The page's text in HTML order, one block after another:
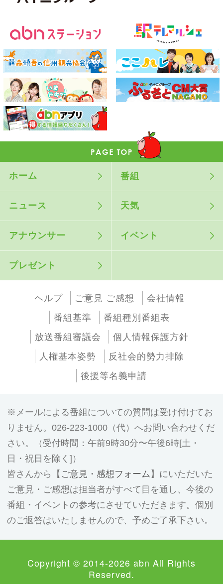
ホーム 番組
ニュース 天気
アナウンサー イベント
プレゼント
ヘルプ ご意見 ご感想
会社情報
番組基準
番組種別番組表
放送番組審議会
個人情報保護方針
人権基本姿勢
反社会的勢力排除
後援等名義申請
メールによる番組についての質問は受け付けてお
りません。026-223-1000（代）へお問い合わせくだ
さい。（受付時間：午前9時30分〜午後6時[土・
日・祝日を除く]）
皆さんから【 ご意見・感想フォーム 】にいただいた
ご意見・ご感想は担当者がすべて目を通し、今後の
番組・イベントの参考にさせていただきます。個別
のご返答はいたしませんので、予めご了承下さい。
Copyright © 2014-2026 abn All Rights
Reserved.